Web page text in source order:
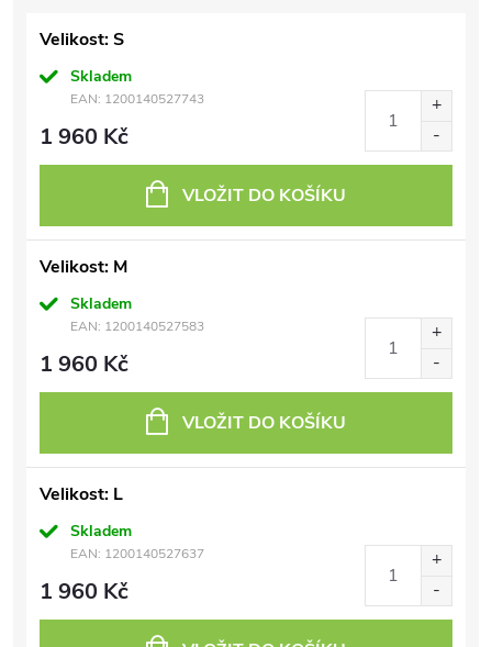
Velikost: S
Skladem
EAN: 1200140527743
1 960 Kč
VLOŽIT DO KOŠÍKU
Velikost: M
Skladem
EAN: 1200140527583
1 960 Kč
VLOŽIT DO KOŠÍKU
Velikost: L
Skladem
EAN: 1200140527637
1 960 Kč